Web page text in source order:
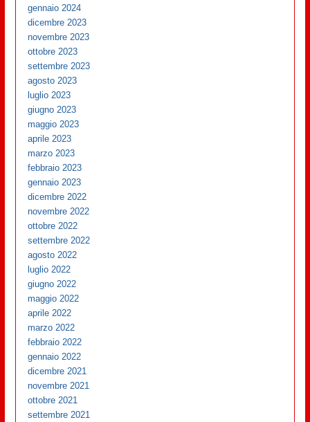
gennaio 2024
dicembre 2023
novembre 2023
ottobre 2023
settembre 2023
agosto 2023
luglio 2023
giugno 2023
maggio 2023
aprile 2023
marzo 2023
febbraio 2023
gennaio 2023
dicembre 2022
novembre 2022
ottobre 2022
settembre 2022
agosto 2022
luglio 2022
giugno 2022
maggio 2022
aprile 2022
marzo 2022
febbraio 2022
gennaio 2022
dicembre 2021
novembre 2021
ottobre 2021
settembre 2021